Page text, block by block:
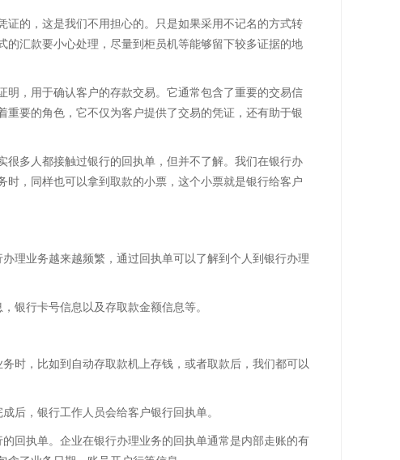
的，这是我们不用担心的。只是如果采用不记名的方式转
汇款要小心处理，尽量到柜员机等能够留下较多证据的地
，用于确认客户的存款交易。它通常包含了重要的交易信
要的角色，它不仅为客户提供了交易的凭证，还有助于银
多人都接触过银行的回执单，但并不了解。我们在银行办
，同样也可以拿到取款的小票，这个小票就是银行给客户
理业务越来越频繁，通过回执单可以了解到个人到银行办理
银行卡号信息以及存取款金额信息等。
时，比如到自动存取款机上存钱，或者取款后，我们都可以
后，银行工作人员会给客户银行回执单。
回执单。企业在银行办理业务的回执单通常是内部走账的有